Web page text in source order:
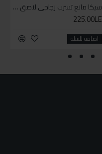
سيكا مانع تسرب زجاجي لاصق اسود 600 مل
225.00LE
اضافة للسلة